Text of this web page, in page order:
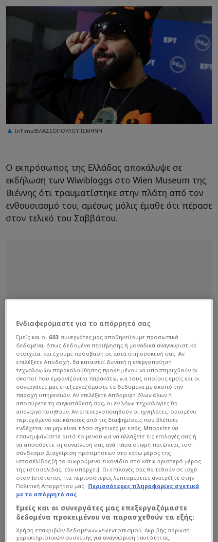
InTime/ΒΛΑΣΣΟΠΟΥΛΟΥ ΙΣΜΗΝΗ
Ο εκπρόσωπος της Ελλάδας αποκάλυψε σε
εκδήλωση των Wiwibloggs στο Wien Museum της
Βιέννης ότι τραυματίστηκε στην πλάτη από τον
ενθουσιασμό του, αμέσως μόλις έμαθε ότι πέρασε
στον τελικό του Σαββάτου.
Ενδιαφερόμαστε για το απόρρητό σας
Εμείς και οι 603 συνεργάτες μας αποθηκεύουμε προσωπικά
δεδομένα, όπως δεδομένα περιήγησης ή μοναδικά αναγνωριστικά
στοιχεία, και έχουμε πρόσβαση σε αυτά στη συσκευή σας. Αν
επιλέξετε Αποδοχή, θα καταστεί δυνατή η ενεργοποίηση
τεχνολογιών παρακολούθησης προκειμένου να υποστηριχθούν οι
σκοποί που εμφανίζονται παρακάτω, για τους οποίους εμείς και οι
συνεργάτες μας επεξεργαζόμαστε τα δεδομένα με σκοπό την
παροχή υπηρεσιών. Αν επιλέξετε Απόρριψη όλων όλων ή
αποσύρετε τη συγκατάθεσή σας, οι εν λόγω τεχνολογίες θα
απενεργοποιηθούν. Αν απενεργοποιηθούν οι ιχνηλάτες, ορισμένο
περιεχόμενο και κάποιες από τις διαφημίσεις που βλέπετε
ενδέχεται να μην είναι τόσο σχετικές με εσάς. Μπορείτε να
επανεμφανίσετε αυτό το μενού για να αλλάξετε τις επιλογές σας ή
να αποσύρετε τη συναίνεσή σας ανά πάσα στιγμή πατώντας τον
σύνδεσμο Διαχείριση προτιμήσεων στο κάτω μέρος της
ιστοσελίδας [ή το αιωρούμενο εικονίδιο στο κάτω αριστερό μέρος
της ιστοσελίδας, εάν υπάρχει]. Οι επιλογές σας θα τεθούν σε ισχύ
στον Ιστότοπος. Για περισσότερες λεπτομέρειες ανατρέξτε στην
Πολιτική Απορρήτου μας. Περισσότερες πληροφορίες σχετικά
με το απόρρητό σας
Εμείς και οι συνεργάτες μας επεξεργαζόμαστε
δεδομένα προκειμένου να παρασχεθούν τα εξής:
Χρήση επακριβών δεδομένων γεωεντοπισμού. Ακριβής σάρωση
χαρακτηριστικών συσκευής για αναγνώριση ταυτότητας.